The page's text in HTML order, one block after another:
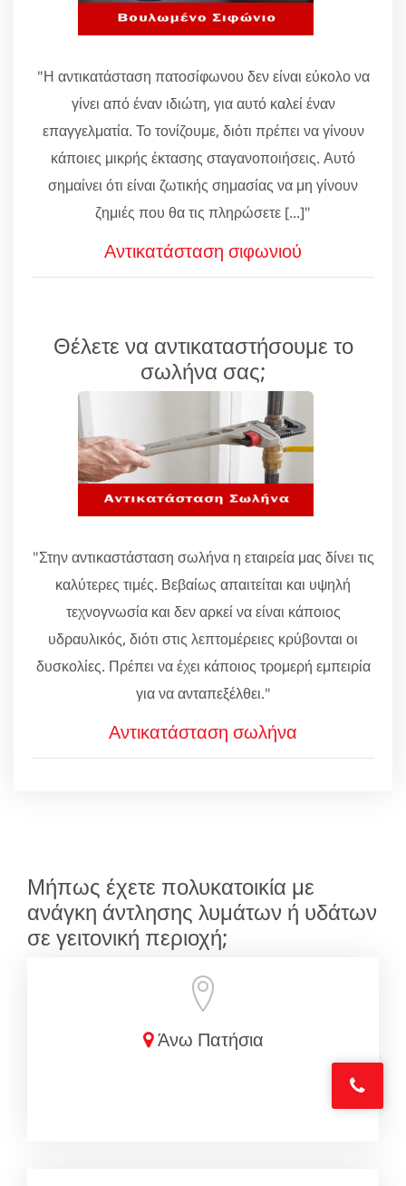
"Η αντικατάσταση πατοσίφωνου δεν είναι εύκολο να
γίνει από έναν ιδιώτη, για αυτό καλεί έναν
επαγγελματία. Το τονίζουμε, διότι πρέπει να γίνουν
κάποιες μικρής έκτασης σταγανοποιήσεις. Αυτό
σημαίνει ότι είναι ζωτικής σημασίας να μη γίνουν
ζημιές που θα τις πληρώσετε [...]"
Αντικατάσταση σιφωνιού
Θέλετε να αντικαταστήσουμε το
σωλήνα σας;
"Στην αντικαστάσταση σωλήνα η εταιρεία μας δίνει τις
καλύτερες τιμές. Βεβαίως απαιτείται και υψηλή
τεχνογνωσία και δεν αρκεί να είναι κάποιος
υδραυλικός, διότι στις λεπτομέρειες κρύβονται οι
δυσκολίες. Πρέπει να έχει κάποιος τρομερή εμπειρία
για να ανταπεξέλθει."
Αντικατάσταση σωλήνα
Μήπως έχετε πολυκατοικία με
ανάγκη άντλησης λυμάτων ή υδάτων
σε γειτονική περιοχή;
Άνω Πατήσια